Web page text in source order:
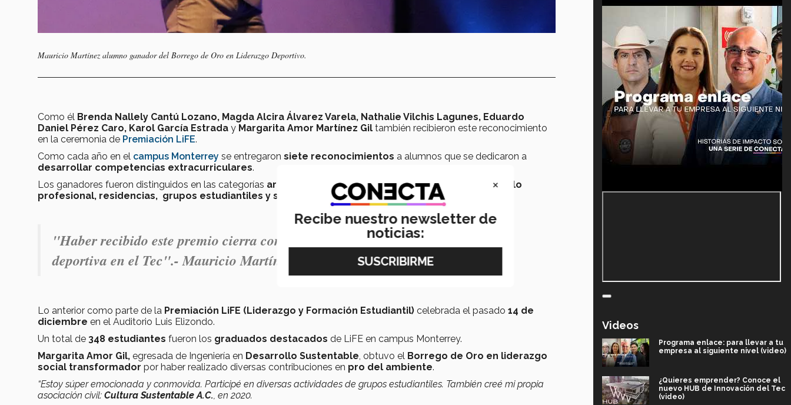
Mauricio Martínez alumno ganador del Borrego de Oro en Liderazgo Deportivo.
Como él Brenda Nallely Cantú Lozano, Magda Alcira Álvarez Varela, Nathalie Vilchis Lagunes, Eduardo
Daniel Pérez Caro, Karol García Estrada y Margarita Amor Martínez Gil también recibieron este reconocimiento
en la ceremonia de Premiación LiFE.
Como cada año en el campus Monterrey se entregaron siete reconocimientos a alumnos que se dedicaron a
desarrollar competencias extracurriculares.
Los ganadores fueron distinguidos en las categorías artístico, deportivo, bienestar estudiantil, desarrollo
profesional, residencias, grupos estudiantiles y social transformador.
"Haber recibido este premio cierra con broche de oro mi carrera estudiantil y
deportiva en el Tec".- Mauricio Martínez
Lo anterior como parte de la Premiación LiFE (Liderazgo y Formación Estudiantil) celebrada el pasado 14 de
diciembre en el Auditorio Luis Elizondo.
Un total de 348 estudiantes fueron los graduados destacados de LiFE en campus Monterrey.
Margarita Amor Gil, egresada de Ingeniería en Desarrollo Sustentable, obtuvo el Borrego de Oro en liderazgo
social transformador por haber realizado diversas contribuciones en pro del ambiente.
“Estoy súper emocionada y conmovida. Participé en diversas actividades de grupos estudiantiles. También creé mi propia
asociación civil: Cultura Sustentable A.C., en 2020.
Videos
Programa enlace: para llevar a tu
empresa al siguiente nivel (video)
¿Quieres emprender? Conoce el
nuevo HUB de Innovación del Tec
(video)
×
Recibe nuestro newsletter de
noticias: